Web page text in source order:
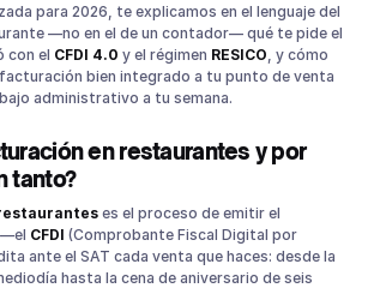
periodicidad y qué debe contener
sigue en $3,500,000 al año
puede emitir tu restaurante
(individual)
(eventos y grupos)
en tu restaurante, paso a paso
la facturación de restaurantes (y cómo
con la facturación de tu restaurante
para 2026, te explicamos en el lenguaje del
—no en el de un contador— qué te pide el
con el CFDI 4.0 y el régimen RESICO , y cómo
bien integrado a tu punto de venta
administrativo a tu semana.
en restaurantes y por
tanto?
es el proceso de emitir el
CFDI (Comprobante Fiscal Digital por
ante el SAT cada venta que haces: desde la
hasta la cena de aniversario de seis